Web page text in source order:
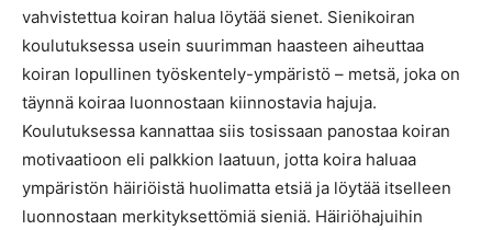
vahvistettua koiran halua löytää sienet. Sienikoiran
koulutuksessa usein suurimman haasteen aiheuttaa
koiran lopullinen työskentely-ympäristö – metsä, joka on
täynnä koiraa luonnostaan kiinnostavia hajuja.
Koulutuksessa kannattaa siis tosissaan panostaa koiran
motivaatioon eli palkkion laatuun, jotta koira haluaa
ympäristön häiriöistä huolimatta etsiä ja löytää itselleen
luonnostaan merkityksettömiä sieniä. Häiriöhajuihin